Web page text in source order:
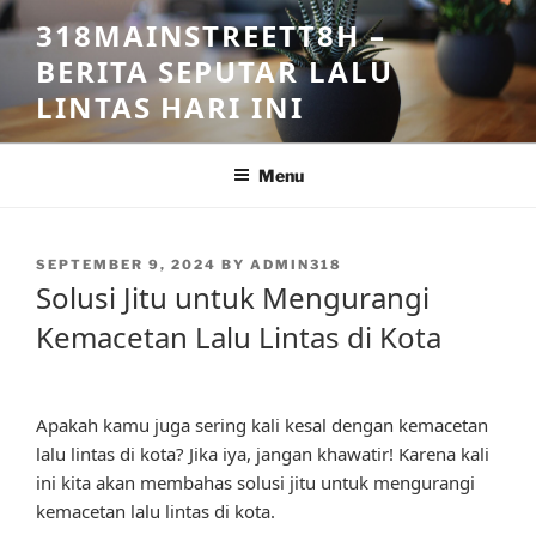
Skip
to
content
318MAINSTREETT8H –
BERITA SEPUTAR LALU
LINTAS HARI INI
Menu
POSTED
SEPTEMBER 9, 2024 BY ADMIN318
Solusi Jitu untuk Mengurangi
Kemacetan Lalu Lintas di Kota
Apakah kamu juga sering kali kesal dengan kemacetan
lalu lintas di kota? Jika iya, jangan khawatir! Karena kali
ini kita akan membahas solusi jitu untuk mengurangi
kemacetan lalu lintas di kota.